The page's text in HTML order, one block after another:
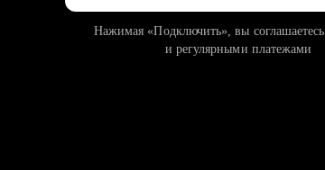
Нажимая «Подключить», вы соглашаетесь
и регулярными платежами